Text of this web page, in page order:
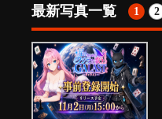
最新写真一覧 1 2